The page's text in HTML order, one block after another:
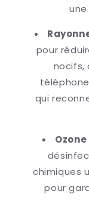
pour
nocifs,
qui
Ozone
chimiques
pour